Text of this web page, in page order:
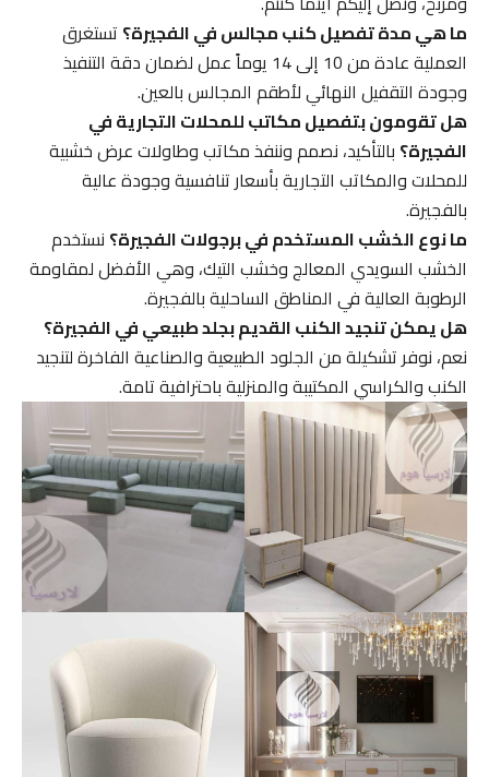
ما هي مدة تفصيل كنب مجالس في الفجيرة؟تستغرق
العملية عادة من 10 إلى 14 يوماً عمل لضمان دقة التنفيذ
وجودة التقفيل النهائي لأطقم المجالس بالعين.
هل تقومون بتفصيل مكاتب للمحلات التجارية في
الفجيرة؟بالتأكيد، نصمم وننفذ مكاتب وطاولات عرض خشبية
للمحلات والمكاتب التجارية بأسعار تنافسية وجودة عالية
بالفجيرة.
ما نوع الخشب المستخدم في برجولات الفجيرة؟نستخدم
الخشب السويدي المعالج وخشب التيك، وهي الأفضل لمقاومة
الرطوبة العالية في المناطق الساحلية بالفجيرة.
هل يمكن تنجيد الكنب القديم بجلد طبيعي في الفجيرة؟
نعم، نوفر تشكيلة من الجلود الطبيعية والصناعية الفاخرة لتنجيد
الكنب والكراسي المكتيبة والمنزلية باحترافية تامة.